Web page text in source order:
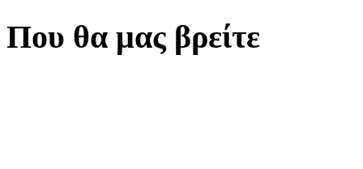
Που θα μας βρείτε